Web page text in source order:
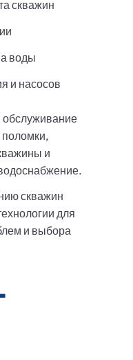
скважин
воды
и насосов
обслуживание
поломки,
и
скважин
для
и выбора